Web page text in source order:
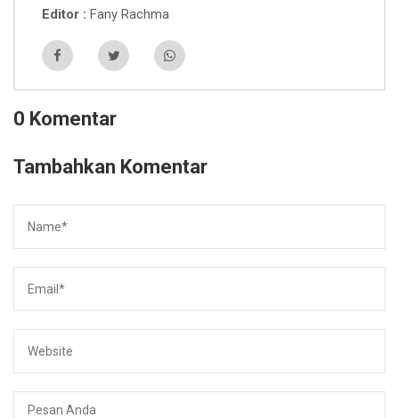
Editor Fany Rachma
0 Komentar
Tambahkan Komentar